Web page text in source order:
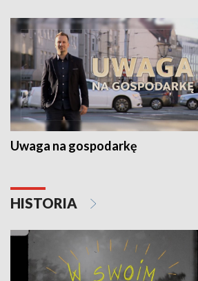
Uwaga na gospodarkę
HISTORIA